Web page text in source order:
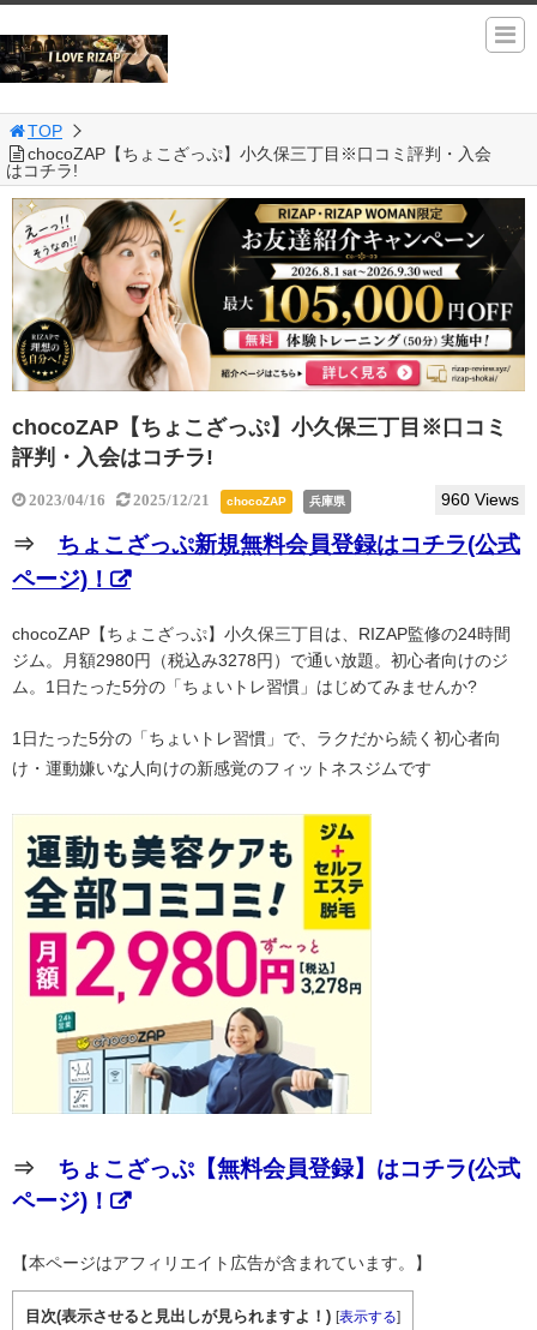
TOP
chocoZAP【ちょこざっぷ】小久保三丁目※口コミ評判・入会
はコチラ!
chocoZAP【ちょこざっぷ】小久保三丁目※口コミ
評判・入会はコチラ!
2023/04/16 2025/12/21 chocoZAP 兵庫県 960 Views
⇒ ちょこざっぷ新規無料会員登録はコチラ(公式
ページ)！
chocoZAP【ちょこざっぷ】小久保三丁目は、RIZAP監修の24時間
ジム。月額2980円（税込み3278円）で通い放題。初心者向けのジ
ム。1日たった5分の「ちょいトレ習慣」はじめてみませんか?
1日たった5分の「ちょいトレ習慣」で、ラクだから続く初心者向
け・運動嫌いな人向けの新感覚のフィットネスジムです
⇒ ちょこざっぷ【無料会員登録】はコチラ(公式
ページ)！
【本ページはアフィリエイト広告が含まれています。】
目次(表示させると見出しが見られますよ！) [表示する]